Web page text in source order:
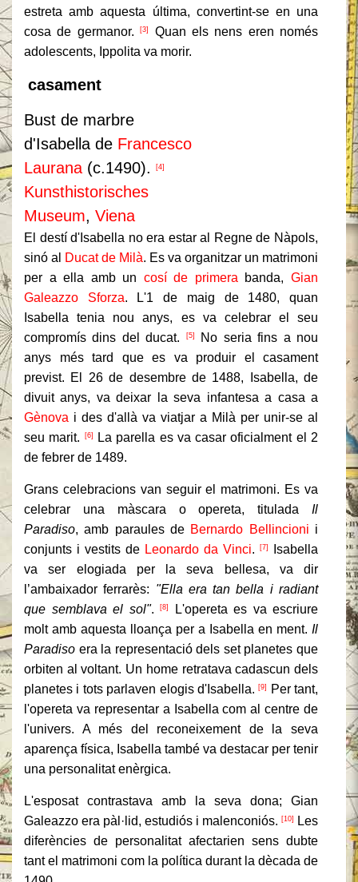
estreta amb aquesta última, convertint-se en una
cosa de germanor.
[3]
Quan els nens eren només
adolescents, Ippolita va morir.
casament
Bust de marbre
d'Isabella de Francesco
Laurana (c.1490). [4]
Kunsthistorisches
Museum, Viena
El destí d'Isabella no era estar al Regne de Nàpols,
sinó al
Ducat de Milà. Es va organitzar un matrimoni
per a ella amb un cosí de primera banda,Gian
Galeazzo Sforza.
L'1 de maig de 1480, quan
Isabella tenia nou anys, es va celebrar el seu
compromís dins del ducat.
[5]
No seria fins a nou
anys més tard que es va produir el casament
previst. El 26 de desembre de 1488, Isabella, de
divuit anys, va deixar la seva infantesa a casa a
Gènova i des d'allà va viatjar a Milà per unir-se al
seu marit.
[6]
La parella es va casar oficialment el 2
de febrer de 1489.
Grans celebracions van seguir el matrimoni. Es va
celebrar una màscara o opereta, titulada Il
Paradiso, amb paraules de Bernardo Bellincioni i
conjunts i vestits de Leonardo da Vinci. [7]
Isabella
va ser elogiada per la seva bellesa, va dir
l’ambaixador ferrarès: "Ella era tan bella i radiant
que semblava el sol". [8]
L'opereta es va escriure
molt amb aquesta lloança per a Isabella en ment. Il
Paradiso era la representació dels set planetes que
orbiten al voltant. Un home retratava cadascun dels
planetes i tots parlaven elogis d'Isabella. [9]
Per tant,
l'opereta va representar a Isabella com al centre de
l'univers.
A més del reconeixement de la seva
aparença física, Isabella també va destacar per tenir
una personalitat enèrgica.
L'esposat contrastava amb la seva dona;
Gian
Galeazzo era pàl·lid, estudiós i malenconiós. [10]
Les
diferències de personalitat afectarien sens dubte
tant el matrimoni com la política durant la dècada de